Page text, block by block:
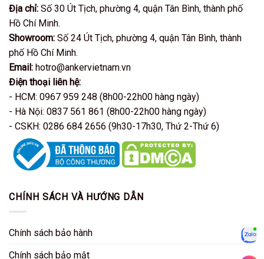
Địa chỉ: Số 30 Út Tịch, phường 4, quận Tân Bình, thành phố
Hồ Chí Minh.
Showroom: Số 24 Út Tịch, phường 4, quận Tân Bình, thành
phố Hồ Chí Minh.
Email: hotro@ankervietnam.vn
Điện thoại liên hệ:
- HCM: 0967 959 248 (8h00-22h00 hàng ngày)
- Hà Nội: 0837 561 861 (8h00-22h00 hàng ngày)
- CSKH: 0286 684 2656 (9h30-17h30, Thứ 2-Thứ 6)
CHÍNH SÁCH VÀ HƯỚNG DẪN
Chính sách bảo hành
Chính sách bảo mật